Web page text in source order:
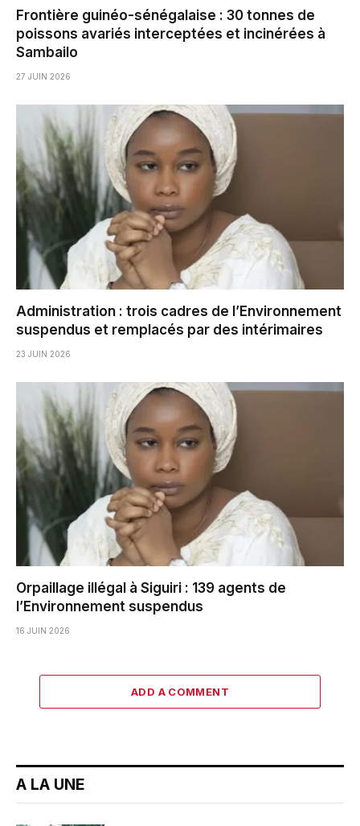
Frontière guinéo-sénégalaise : 30 tonnes de
poissons avariés interceptées et incinérées à
Sambailo
27 JUIN 2026
Administration : trois cadres de l’Environnement
suspendus et remplacés par des intérimaires
23 JUIN 2026
Orpaillage illégal à Siguiri : 139 agents de
l’Environnement suspendus
16 JUIN 2026
ADD A COMMENT
A LA UNE